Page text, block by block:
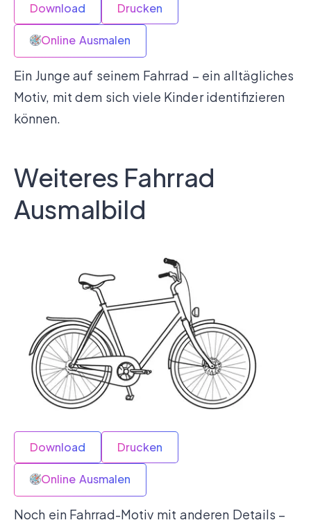
Download Drucken
Online Ausmalen
Ein Junge auf seinem Fahrrad – ein alltägliches
Motiv, mit dem sich viele Kinder identifizieren
können.
Weiteres Fahrrad
Ausmalbild
Download Drucken
Online Ausmalen
Noch ein Fahrrad-Motiv mit anderen Details –